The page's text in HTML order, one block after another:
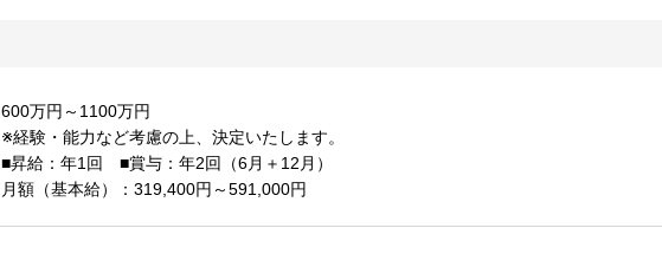
600万円～1100万円
※経験・能力など考慮の上、決定いたします。
■昇給：年1回 ■賞与：年2回（6月＋12月）
月額（基本給）：319,400円～591,000円